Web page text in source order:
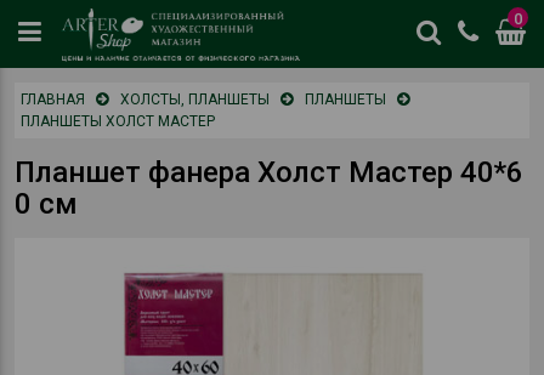
0
цены
от
ГЛАВНАЯ ХОЛСТЫ, ПЛАНШЕТЫ
ПЛАНШЕТЫ
ПЛАНШЕТЫ ХОЛСТ МАСТЕР
Планшет фанера Холст Мастер 40*6
0 см